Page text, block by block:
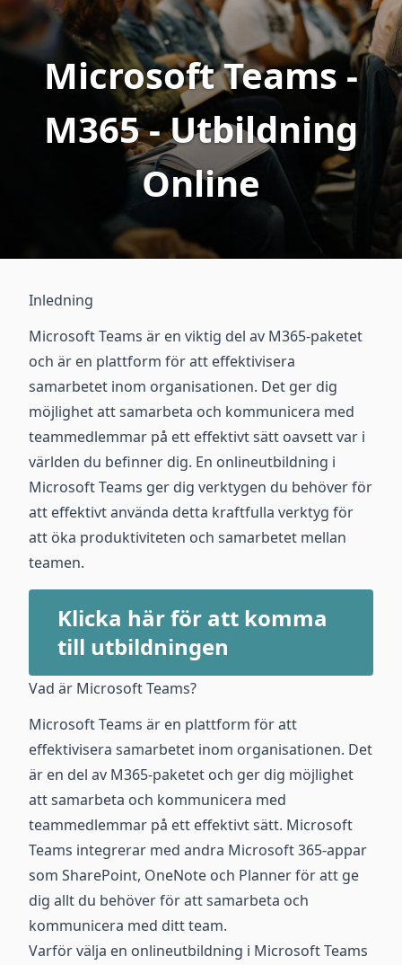
Microsoft Teams -
M365 - Utbildning
Online
Inledning
Microsoft Teams är en viktig del av M365-paketet
och är en plattform för att effektivisera
samarbetet inom organisationen. Det ger dig
möjlighet att samarbeta och kommunicera med
teammedlemmar på ett effektivt sätt oavsett var i
världen du befinner dig. En onlineutbildning i
Microsoft Teams ger dig verktygen du behöver för
att effektivt använda detta kraftfulla verktyg för
att öka produktiviteten och samarbetet mellan
teamen.
Klicka här för att komma
till utbildningen
Vad är Microsoft Teams?
Microsoft Teams är en plattform för att
effektivisera samarbetet inom organisationen. Det
är en del av M365-paketet och ger dig möjlighet
att samarbeta och kommunicera med
teammedlemmar på ett effektivt sätt. Microsoft
Teams integrerar med andra Microsoft 365-appar
som SharePoint, OneNote och Planner för att ge
dig allt du behöver för att samarbeta och
kommunicera med ditt team.
Varför välja en onlineutbildning i Microsoft Teams